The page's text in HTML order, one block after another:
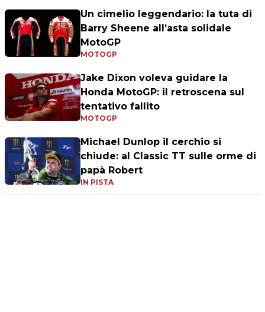
Un cimelio leggendario: la tuta di
Barry Sheene all’asta solidale
MotoGP
MOTOGP
Jake Dixon voleva guidare la
Honda MotoGP: il retroscena sul
tentativo fallito
MOTOGP
Michael Dunlop il cerchio si
chiude: al Classic TT sulle orme di
papà Robert
IN PISTA